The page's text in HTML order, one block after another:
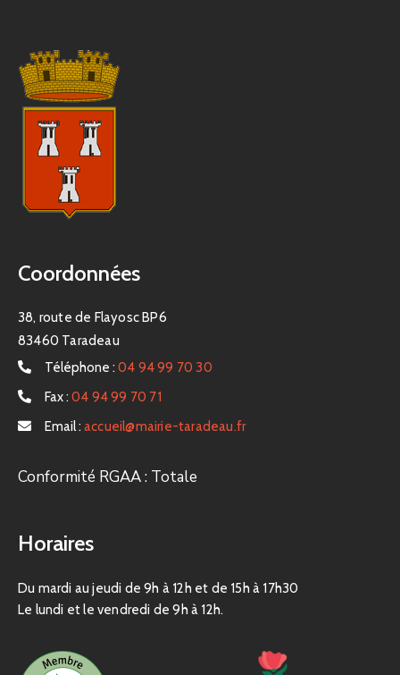
Coordonnées
38, route de Flayosc BP6
83460 Taradeau
Téléphone : 04 94 99 70 30
Fax : 04 94 99 70 71
Email : accueil@mairie-taradeau.fr
Conformité RGAA : Totale
Horaires
Du mardi au jeudi de 9h à 12h et de 15h à 17h30
Le lundi et le vendredi de 9h à 12h.